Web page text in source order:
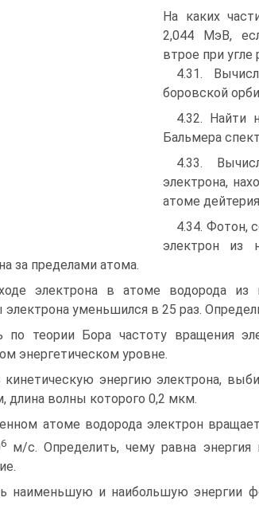
На каких
2,044 МэВ,
втрое при угле
4.31.
боровской
4.32. Найти
Бальмера
4.33.
электрона,
атоме
4.34. Фотон,
электрон из
за пределами атома.
электрона в атоме водорода из
уменьшился в 25 раз.
по теории Бора частоту вращения
энергетическом уровне.
кинетическую энергию электрона,
длина волны которого 0,2 мкм.
атоме водорода электрон
6 м/с. Определить, чему равна энергия
наименьшую и наибольшую энергии